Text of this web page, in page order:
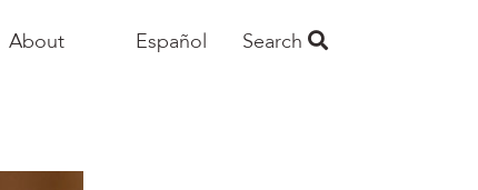
About Español Search